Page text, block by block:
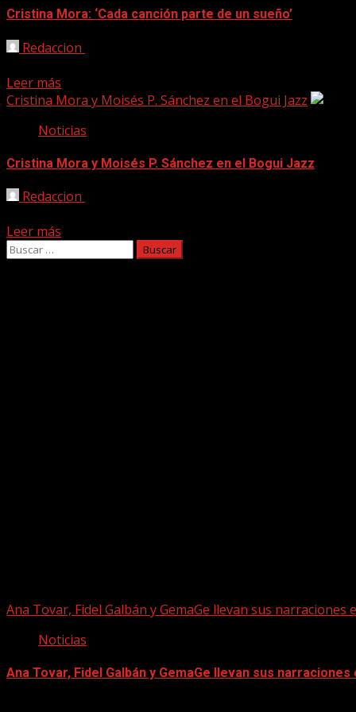
Cristina Mora: ‘Cada canción parte de un sueño’
Redaccion
Leer más
Cristina Mora y Moisés P. Sánchez en el Bogui Jazz
Noticias
Cristina Mora y Moisés P. Sánchez en el Bogui Jazz
Redaccion
Leer más
Buscar:
Ana Tovar, Fidel Galbán y GemaGe llevan sus
Noticias
Ana Tovar, Fidel Galbán y GemaGe llevan sus